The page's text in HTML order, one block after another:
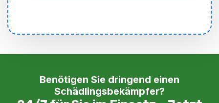
Benötigen Sie dringend einen
Schädlingsbekämpfer?